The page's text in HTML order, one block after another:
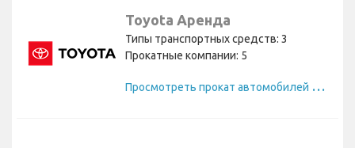
Toyota Аренда
Типы транспортных средств: 3
Прокатные компании: 5
П
росмотреть прокат автомобилей Toyota